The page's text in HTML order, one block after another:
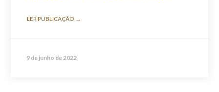
LER PUBLICAÇÃO →
9 de junho de 2022